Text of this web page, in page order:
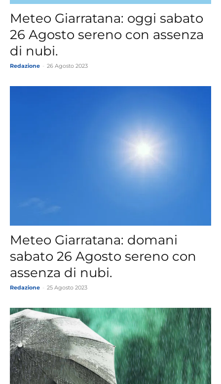
Meteo Giarratana: oggi sabato
26 Agosto sereno con assenza
di nubi.
Redazione 26 Agosto 2023
Meteo Giarratana: domani
sabato 26 Agosto sereno con
assenza di nubi.
Redazione 25 Agosto 2023